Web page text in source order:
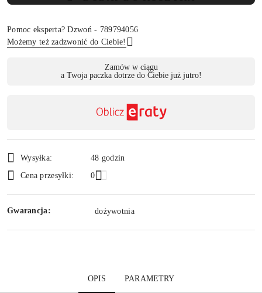
Pomoc eksperta? Dzwoń - 789794056
Możemy też zadzwonić do Ciebie!
Zamów w ciągu
a Twoja paczka dotrze do Ciebie już jutro!
Wysyłka:
48 godzin
Cena przesyłki:
0
Gwarancja: dożywotnia
OPIS PARAMETRY